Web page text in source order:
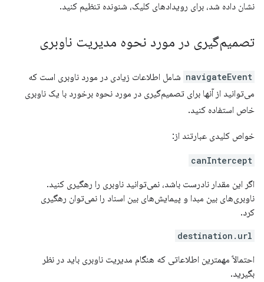
نشان داده شد، برای رویدادهای کلیک، شنونده تنظیم کنید.
تصمیم‌گیری در مورد نحوه مدیریت ناوبری
navigateEvent شامل اطلاعات زیادی در مورد ناوبری است که
می‌توانید از آنها برای تصمیم‌گیری در مورد نحوه برخورد با یک ناوبری
خاص استفاده کنید.
خواص کلیدی عبارتند از:
canIntercept
اگر این مقدار نادرست باشد، نمی‌توانید ناوبری را رهگیری کنید.
ناوبری‌های بین مبدا و پیمایش‌های بین اسناد را نمی‌توان رهگیری
کرد.
destination.url
احتمالاً مهمترین اطلاعاتی که هنگام مدیریت ناوبری باید در نظر
بگیرید.